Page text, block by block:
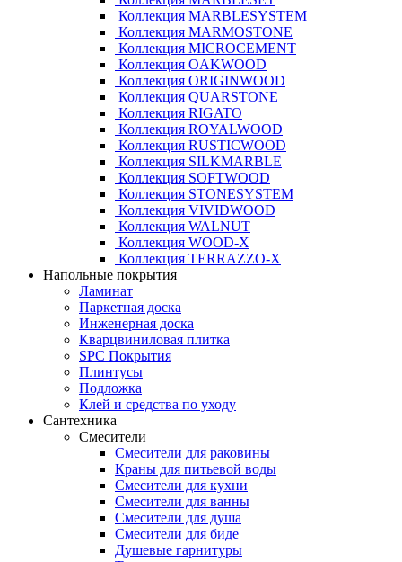
Коллекция MARBLESYSTEM
Коллекция MARMOSTONE
Коллекция MICROCEMENT
Коллекция OAKWOOD
Коллекция ORIGINWOOD
Коллекция QUARSTONE
Коллекция RIGATO
Коллекция ROYALWOOD
Коллекция RUSTICWOOD
Коллекция SILKMARBLE
Коллекция SOFTWOOD
Коллекция STONESYSTEM
Коллекция VIVIDWOOD
Коллекция WALNUT
Коллекция WOOD-X
Коллекция ТЕRRАZZO-X
Напольные покрытия
Ламинат
Паркетная доска
Инженерная доска
Кварцвиниловая плитка
SPC Покрытия
Плинтусы
Подложка
Клей и средства по уходу
Сантехника
Смесители
Смесители для раковины
Краны для питьевой воды
Смесители для кухни
Смесители для ванны
Смесители для душа
Смесители для биде
Душевые гарнитуры